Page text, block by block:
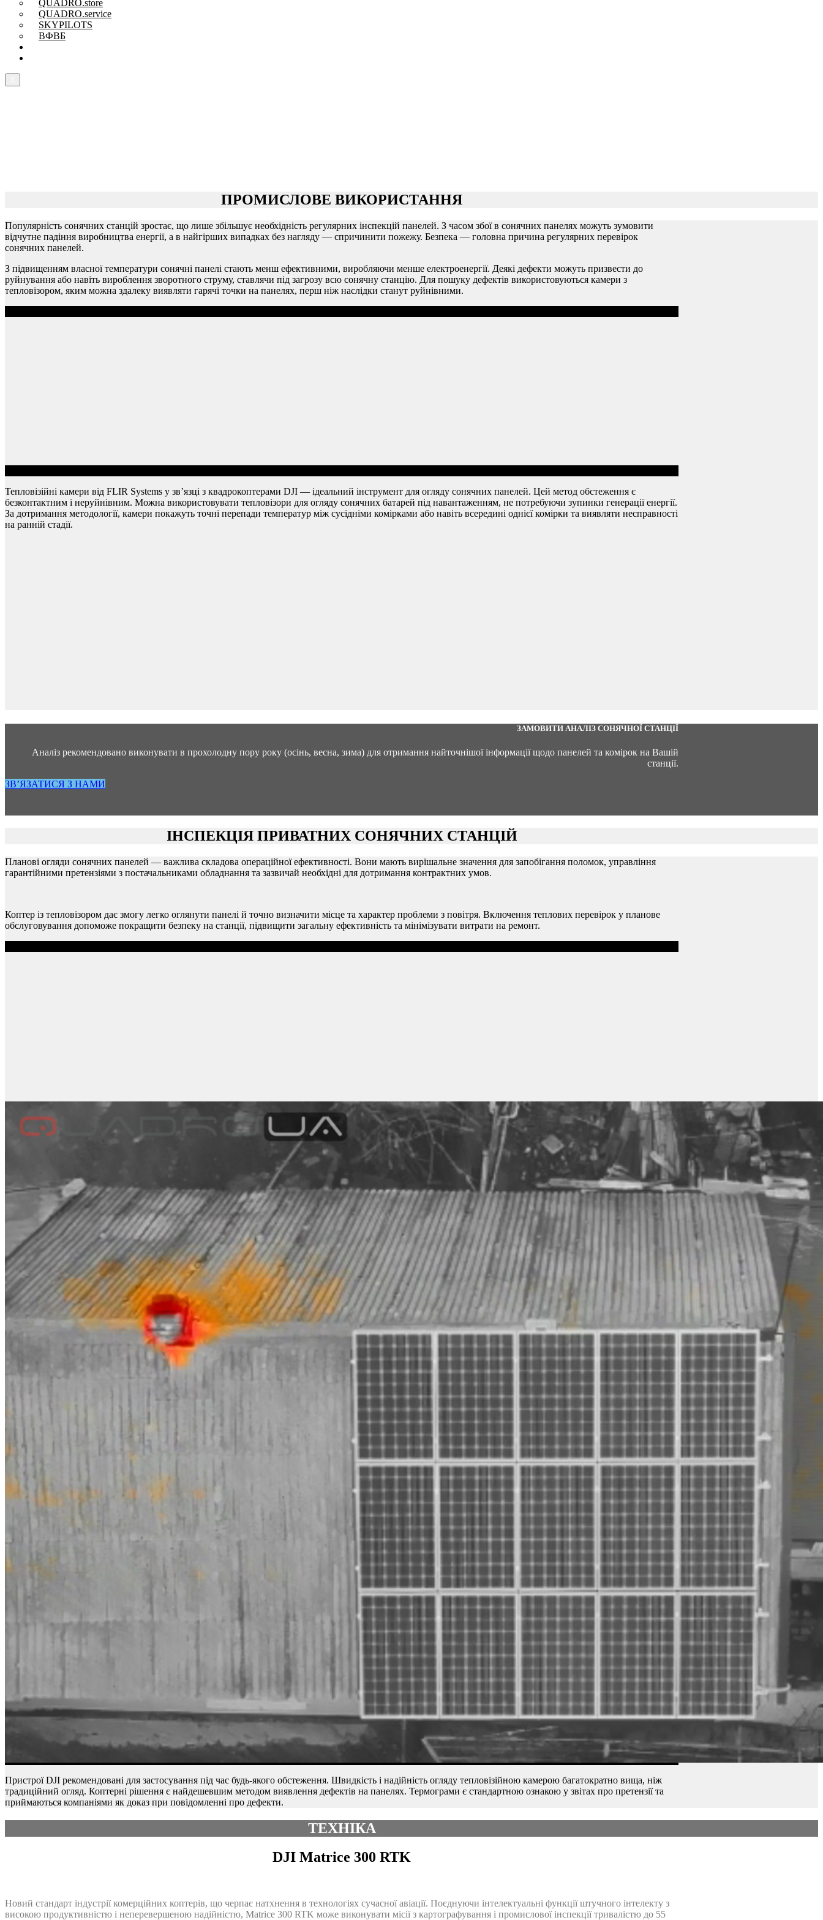
QUADRO.store
QUADRO.service
SKYPILOTS
ВФВБ
ПРОМИСЛОВЕ ВИКОРИСТАННЯ
Популярність сонячних станцій зростає, що лише збільшує необхідність регулярних інспекцій панелей. З часом збої в сонячних панелях можуть зумовити
відчутне падіння виробництва енергії, а в найгірших випадках без нагляду — спричинити пожежу. Безпека — головна причина регулярних перевірок
сонячних панелей.
З підвищенням власної температури сонячні панелі стають менш ефективними, виробляючи менше електроенергії. Деякі дефекти можуть призвести до
руйнування або навіть вироблення зворотного струму, ставлячи під загрозу всю сонячну станцію. Для пошуку дефектів використовуються камери з
тепловізором, яким можна здалеку виявляти гарячі точки на панелях, перш ніж наслідки станут руйнівними.
Тепловізійні камери від FLIR Systems у зв’язці з квадрокоптерами DJI — ідеальний інструмент для огляду сонячних панелей. Цей метод обстеження є
безконтактним і неруйнівним. Можна використовувати тепловізори для огляду сонячних батарей під навантаженням, не потребуючи зупинки генерації енергії.
За дотримання методології, камери покажуть точні перепади температур між сусідніми комірками або навіть всередині однієї комірки та виявляти несправності
на ранній стадії.
ЗАМОВИТИ АНАЛІЗ СОНЯЧНОЇ СТАНЦІЇ
Аналіз рекомендовано виконувати в прохолодну пору року (осінь, весна, зима) для отримання найточнішої інформації щодо панелей та комірок на Вашій
станції.
ЗВ’ЯЗАТИСЯ З НАМИ
ІНСПЕКЦІЯ ПРИВАТНИХ СОНЯЧНИХ СТАНЦІЙ
Планові огляди сонячних панелей — важлива складова операційної ефективності. Вони мають вирішальне значення для запобігання поломок, управління
гарантійними претензіями з постачальниками обладнання та зазвичай необхідні для дотримання контрактних умов.
Коптер із тепловізором дає змогу легко оглянути панелі й точно визначити місце та характер проблеми з повітря. Включення теплових перевірок у планове
обслуговування допоможе покращити безпеку на станції, підвищити загальну ефективність та мінімізувати витрати на ремонт.
Пристрої DJI рекомендовані для застосування під час будь-якого обстеження. Швидкість і надійність огляду тепловізійною камерою багатократно вища, ніж
традиційний огляд. Коптерні рішення є найдешевшим методом виявлення дефектів на панелях. Термограми є стандартною ознакою у звітах про претензії та
приймаються компаніями як доказ при повідомленні про дефекти.
ТЕХНІКА
DJI Matrice 300 RTK
Новий стандарт індустрії комерційних коптерів, що черпає натхнення в технологіях сучасної авіації. Поєднуючи інтелектуальні функції штучного інтелекту з
високою продуктивністю і неперевершеною надійністю, Matrice 300 RTK може виконувати місії з картографування і промислової інспекції тривалістю до 55